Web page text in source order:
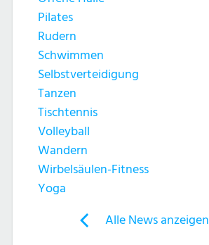
Pilates
Rudern
Schwimmen
Selbstverteidigung
Tanzen
Tischtennis
Volleyball
Wandern
Wirbelsäulen-Fitness
Yoga
Alle News anzeigen